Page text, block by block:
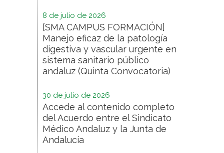
8 de julio de 2026
[SMA CAMPUS FORMACIÓN]
Manejo eficaz de la patología
digestiva y vascular urgente en
sistema sanitario público
andaluz (Quinta Convocatoria)
30 de julio de 2026
Accede al contenido completo
del Acuerdo entre el Sindicato
Médico Andaluz y la Junta de
Andalucía